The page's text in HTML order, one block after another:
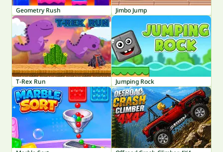
Geometry Rush Jimbo Jump
T-Rex Run Jumping Rock